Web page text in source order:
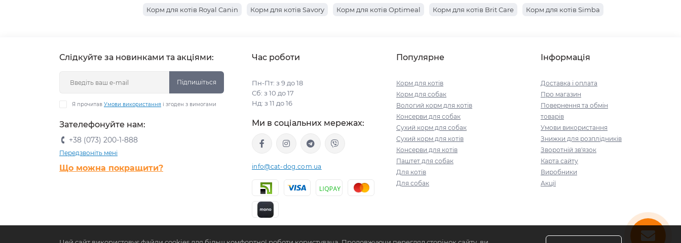
Корм для котів Royal Canin Корм для котів Savory Корм для котів Optimeal Корм для котів Brit Care Корм для котів Simba
Слідкуйте за новинками та акціями:
Підпишіться
Я прочитав Умови використання і згоден з вимогами
Зателефонуйте нам:
+38 (073) 200-1-888
Передзвоніть мені
Що можна покращити?
Час роботи
Пн-Пт: з 9 до 18
Сб: з 10 до 17
Нд: з 11 до 16
Ми в соціальних мережах:
info@cat-dog.com.ua
Популярне
Корм для котів
Корм для собак
Вологий корм для котів
Консерви для собак
Сухий корм для собак
Сухий корм для котів
Консерви для котів
Паштет для собак
Для котів
Для собак
Інформація
Доставка і оплата
Про магазин
Повернення та обмін
товарів
Умови використання
Знижки для розплідників
Зворотній зв'язок
Карта сайту
Виробники
Акції